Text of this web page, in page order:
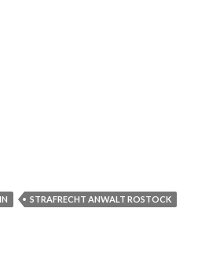
STRAFRECHT ANWALT ROSTOCK